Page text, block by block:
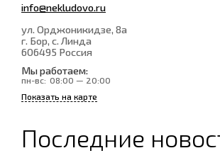
info@nekludovo.ru
ул. Орджоникидзе, 8а
г. Бор, с. Линда
606495 Россия
Мы работаем:
пн-вс: 08:00 — 20:00
Показать на карте
Последние